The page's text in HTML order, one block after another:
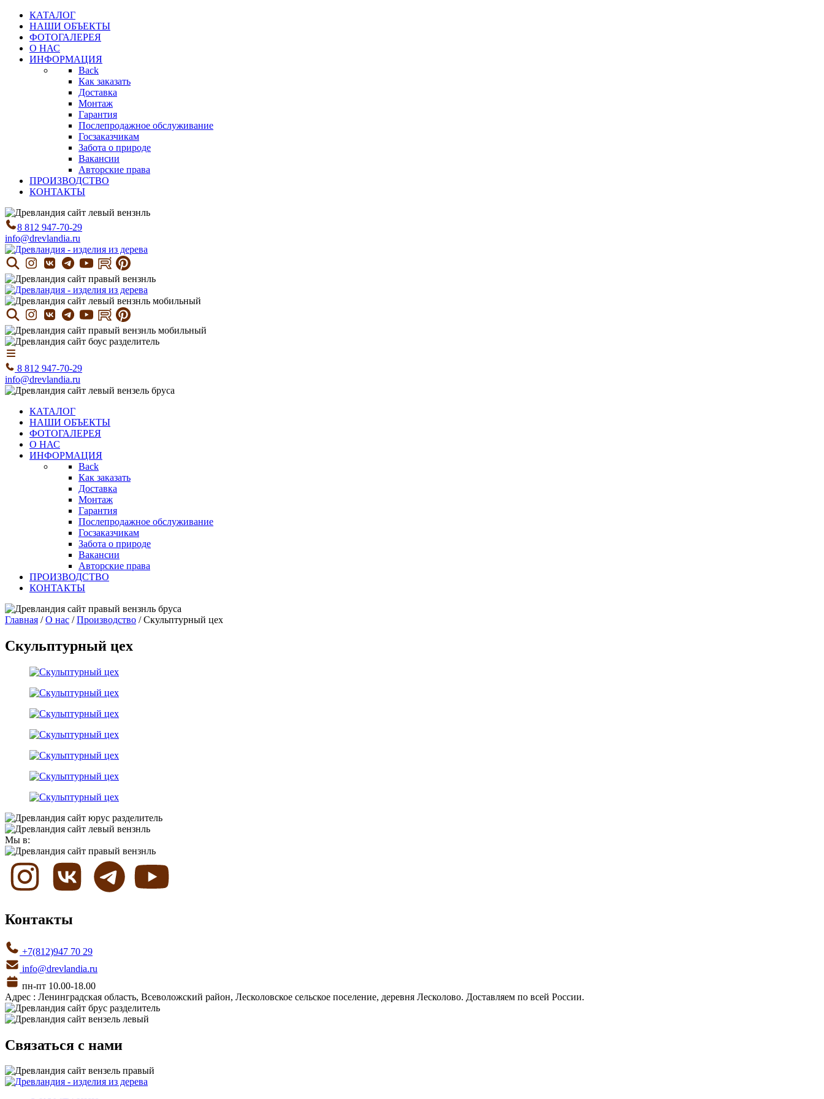
КАТАЛОГ
НАШИ ОБЪЕКТЫ
ФОТОГАЛЕРЕЯ
О НАС
ИНФОРМАЦИЯ
Back
Как заказать
Доставка
Монтаж
Гарантия
Послепродажное обслуживание
Госзаказчикам
Забота о природе
Вакансии
Авторские права
ПРОИЗВОДСТВО
КОНТАКТЫ
8 812 947-70-29
info@drevlandia.ru
8 812 947-70-29
info@drevlandia.ru
КАТАЛОГ
НАШИ ОБЪЕКТЫ
ФОТОГАЛЕРЕЯ
О НАС
ИНФОРМАЦИЯ
Back
Как заказать
Доставка
Монтаж
Гарантия
Послепродажное обслуживание
Госзаказчикам
Забота о природе
Вакансии
Авторские права
ПРОИЗВОДСТВО
КОНТАКТЫ
Главная /О нас /Производство /Скульптурный цех
Скульптурный цех
Мы в:
Контакты
+7(812)947 70 29
info@drevlandia.ru
пн-пт 10.00-18.00
Адрес : Ленинградская область, Всеволожский район, Лесколовское сельское поселение, деревня Лесколово. Доставляем по всей России.
Связаться с нами